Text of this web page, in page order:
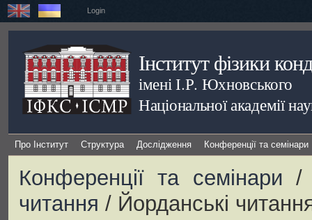
Login
Інститут фізики
імені І.Р. Юхновського
Національної академії
Про Інститут Структура Дослідження Конференції та семінари
Конференції та семінари
читання / Йорданські